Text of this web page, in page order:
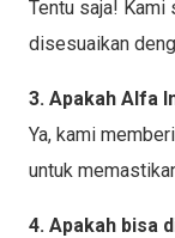
Tentu saja! Kami
disesuaikan
3. Apakah Alfa
Ya, kami
untuk
4. Apakah bisa